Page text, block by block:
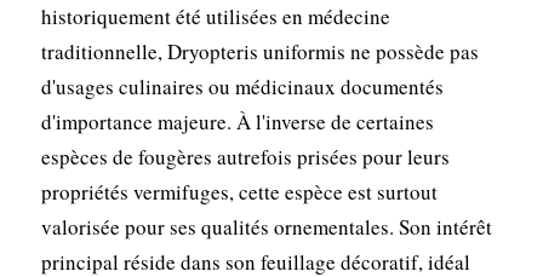
historiquement été utilisées en médecine
traditionnelle, Dryopteris uniformis ne possède pas
d'usages culinaires ou médicinaux documentés
d'importance majeure. À l'inverse de certaines
espèces de fougères autrefois prisées pour leurs
propriétés vermifuges, cette espèce est surtout
valorisée pour ses qualités ornementales. Son intérêt
principal réside dans son feuillage décoratif, idéal